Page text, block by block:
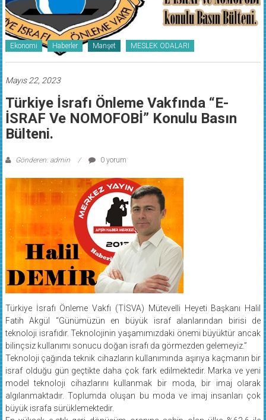
Ekonomi Haberler Manşet MESLEK ODALARI
Türkiye İsrafı Önleme Vakfında “E-
İSRAF Ve NOMOFOBİ” Konulu Basın
Bülteni.
Türkiye İsrafı Önleme Vakfı (TİSVA) Mütevelli Heyeti Başkanı Halil
Fatih Akgül “Günümüzün en büyük israf alanlarından birisi de
teknoloji israfıdır. Teknolojinin yaşamımızdaki önemi büyüktür ancak
bilinçsiz kullanımı sonucu doğan israfı da görmezden gelemeyiz.”
Teknoloji çağında teknik cihazların kullanımında aşırıya kaçmanın bir
israf olduğu gün geçtikte daha çok fark edilmektedir. Marka ve yeni
model teknoloji cihazlarını kullanmak bir moda, bir imaj olarak
algılanmaktadır. Toplumda oluşan bu moda ve imaj insanları çok
büyük israfa sürüklemektedir.
En yüksek e-atık geri dönüşüm oranına sahip olan ülke %62,6 ile